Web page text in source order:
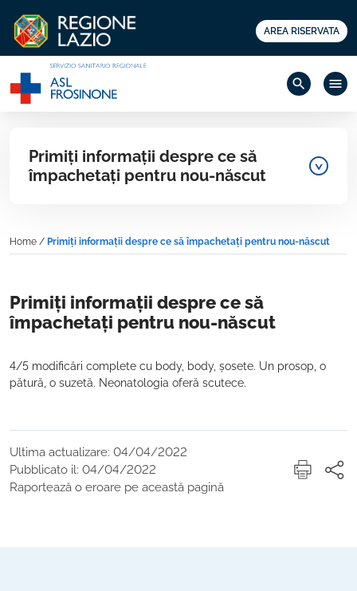
AREA RISERVATA
search menu
Primiți informații despre ce să
împachetați pentru nou-născut
Home / Primiți informații despre ce să împachetați pentru nou-născut
Primiți informații despre ce să
împachetați pentru nou-născut
4/5 modificări complete cu body, body, șosete. Un prosop, o
pătură, o suzetă. Neonatologia oferă scutece.
Ultima actualizare: 04/04/2022
Pubblicato il: 04/04/2022
Raportează o eroare pe această pagină